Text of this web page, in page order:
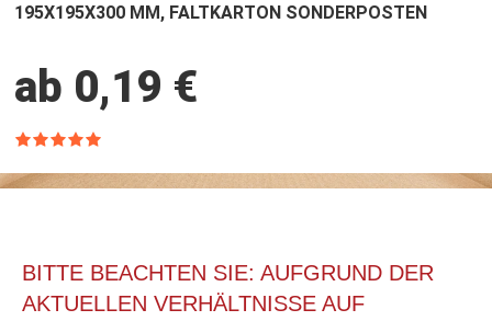
195X195X300 MM, FALTKARTON SONDERPOSTEN
ab 0,19 €
BITTE BEACHTEN SIE: AUFGRUND DER
AKTUELLEN VERHÄLTNISSE AUF